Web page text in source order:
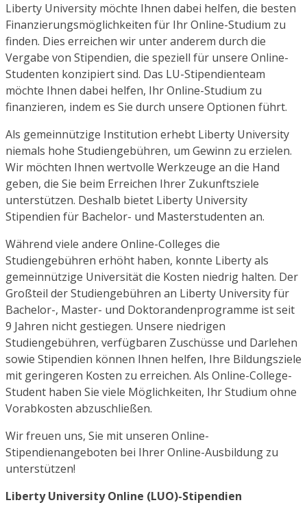
Liberty University möchte Ihnen dabei helfen, die besten
Finanzierungsmöglichkeiten für Ihr Online-Studium zu
finden. Dies erreichen wir unter anderem durch die
Vergabe von Stipendien, die speziell für unsere Online-
Studenten konzipiert sind. Das LU-Stipendienteam
möchte Ihnen dabei helfen, Ihr Online-Studium zu
finanzieren, indem es Sie durch unsere Optionen führt.
Als gemeinnützige Institution erhebt Liberty University
niemals hohe Studiengebühren, um Gewinn zu erzielen.
Wir möchten Ihnen wertvolle Werkzeuge an die Hand
geben, die Sie beim Erreichen Ihrer Zukunftsziele
unterstützen. Deshalb bietet Liberty University
Stipendien für Bachelor- und Masterstudenten an.
Während viele andere Online-Colleges die
Studiengebühren erhöht haben, konnte Liberty als
gemeinnützige Universität die Kosten niedrig halten. Der
Großteil der Studiengebühren an Liberty University für
Bachelor-, Master- und Doktorandenprogramme ist seit
9 Jahren nicht gestiegen. Unsere niedrigen
Studiengebühren, verfügbaren Zuschüsse und Darlehen
sowie Stipendien können Ihnen helfen, Ihre Bildungsziele
mit geringeren Kosten zu erreichen. Als Online-College-
Student haben Sie viele Möglichkeiten, Ihr Studium ohne
Vorabkosten abzuschließen.
Wir freuen uns, Sie mit unseren Online-
Stipendienangeboten bei Ihrer Online-Ausbildung zu
unterstützen!
Liberty University Online (LUO)-Stipendien